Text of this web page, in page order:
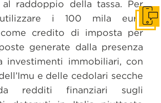
al raddoppio della tassa. Per
i 100 mila euro
credito di imposta per
generate dalla presenza
investimenti immobiliari, con
e delle cedolari secche
redditi finanziari sugli
Get